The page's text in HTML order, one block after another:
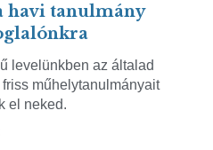
havi tanulmány
levelünkben az általad
műhelytanulmányait
el neked.